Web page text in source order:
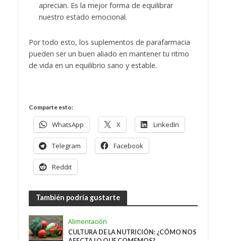
aprecian. Es la mejor forma de equilibrar
nuestro estado emocional.
Por todo esto, los suplementos de parafarmacia
pueden ser un buen aliado en mantener tu ritmo
de vida en un equilibrio sano y estable.
Comparte esto:
WhatsApp X LinkedIn
Telegram Facebook
Reddit
También podría gustarte
Alimentación
CULTURA DE LA NUTRICIÓN: ¿CÓMO NOS